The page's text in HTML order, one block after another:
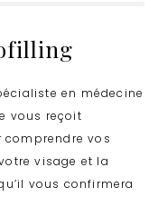
en médecine
vous reçoit
vos
visage et la
vous confirmera